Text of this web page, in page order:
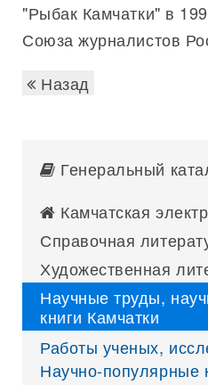
"Рыбак Камчатки" в
Союза журналистов
Назад
Генеральный
Камчатская
Справочная
Художественная
Научные труды,
книги Камчатки
Работы ученых,
Научно-популярные